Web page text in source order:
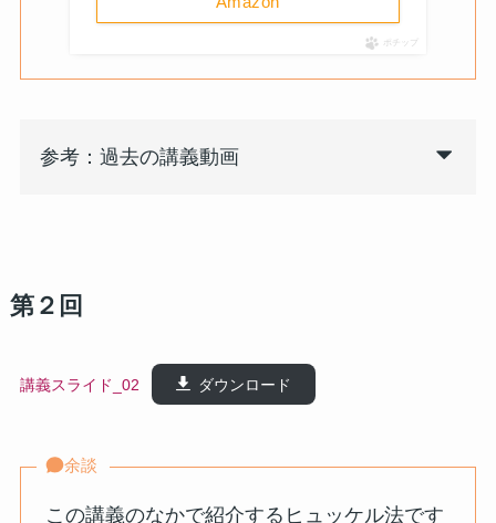
ポチップ
参考：過去の講義動画
第２回
講義スライド_02 ダウンロード
余談
この講義のなかで紹介するヒュッケル法です